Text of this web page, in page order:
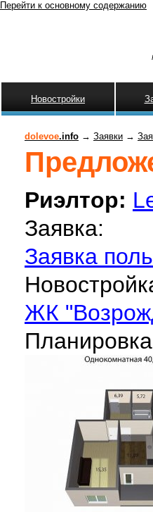
Перейти к основному содержанию
Новостройки
dolevoe.info → Заявки →
Риэлтор:
Заявка:
Заявка
ЖК